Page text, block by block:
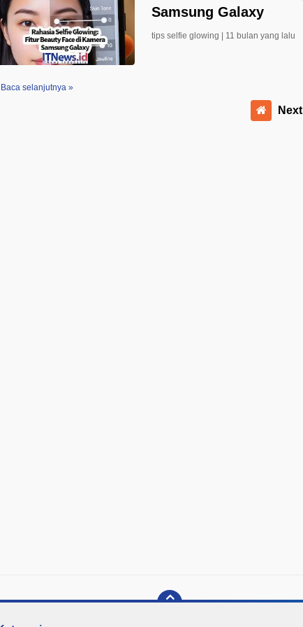
Samsung Galaxy
tips selfie glowing | 11 bulan yang lalu
Baca selanjutnya »
Next